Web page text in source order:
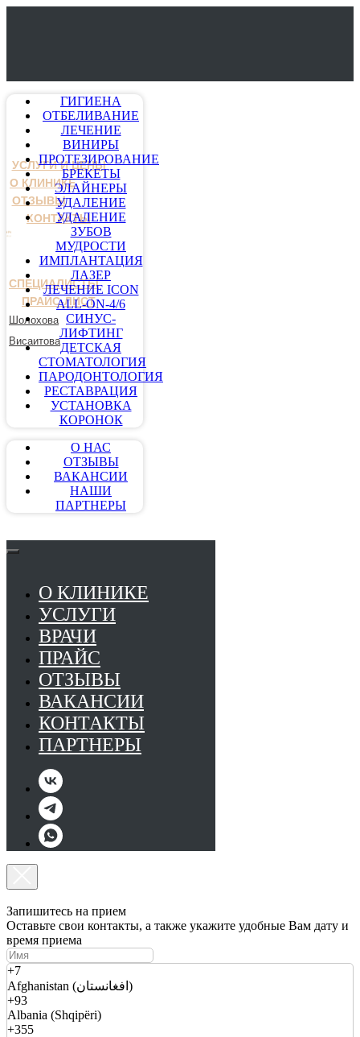
УСЛУГИ И ЦЕНЫ
О КЛИНИКЕ
ОТЗЫВЫ
КОНТАКТЫ
СПЕЦИАЛИСТЫ
ПРАЙС-ЛИСТ
Шолохова
Висаитова
ГИГИЕНА
ОТБЕЛИВАНИЕ
ЛЕЧЕНИЕ
ВИНИРЫ
ПРОТЕЗИРОВАНИЕ
БРЕКЕТЫ
ЭЛАЙНЕРЫ
УДАЛЕНИЕ
УДАЛЕНИЕ
ЗУБОВ
МУДРОСТИ
ИМПЛАНТАЦИЯ
ЛАЗЕР
ЛЕЧЕНИЕ ICON
ALL-ON-4/6
СИНУС-
ЛИФТИНГ
ДЕТСКАЯ
СТОМАТОЛОГИЯ
ПАРОДОНТОЛОГИЯ
РЕСТАВРАЦИЯ
УСТАНОВКА
КОРОНОК
О НАС
ОТЗЫВЫ
ВАКАНСИИ
НАШИ
ПАРТНЕРЫ
О КЛИНИКЕ
УСЛУГИ
ВРАЧИ
ПРАЙС
ОТЗЫВЫ
ВАКАНСИИ
КОНТАКТЫ
ПАРТНЕРЫ
Запишитесь на прием
Оставьте свои контакты, а также укажите удобные Вам дату и
время приема
+7
Afghanistan (افغانستان)
+93
Albania (Shqipëri)
+355